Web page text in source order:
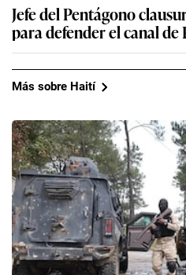
Jefe del Pentágono
para defender el canal de
Más sobre Haití